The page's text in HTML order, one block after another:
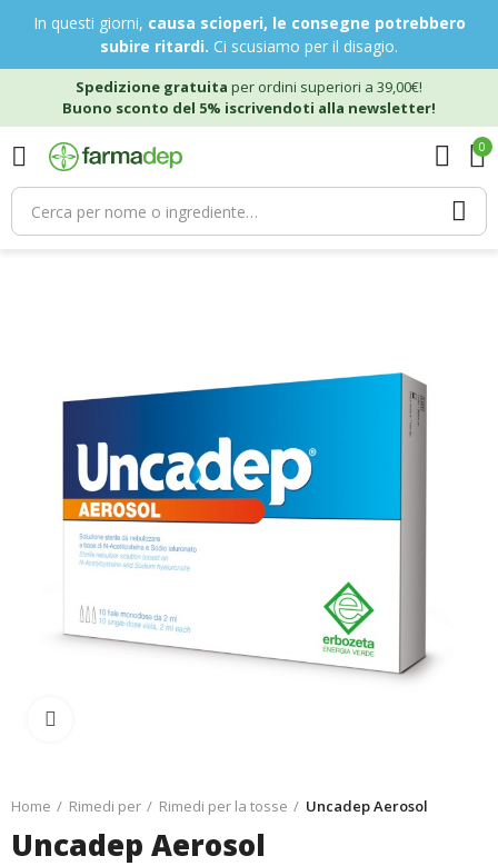
In questi giorni, causa scioperi, le consegne potrebbero
subire ritardi. Ci scusiamo per il disagio.
Spedizione gratuita per ordini superiori a 39,00€!
Buono sconto del 5% iscrivendoti alla newsletter!
0
Home Rimedi per Rimedi per la tosse Uncadep Aerosol
Uncadep Aerosol